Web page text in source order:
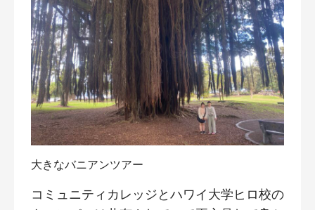
大きなバニアンツアー
コミュニティカレッジとハワイ大学ヒロ校の